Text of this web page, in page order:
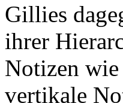
Gillies
ihrer
Notizen
vertikale